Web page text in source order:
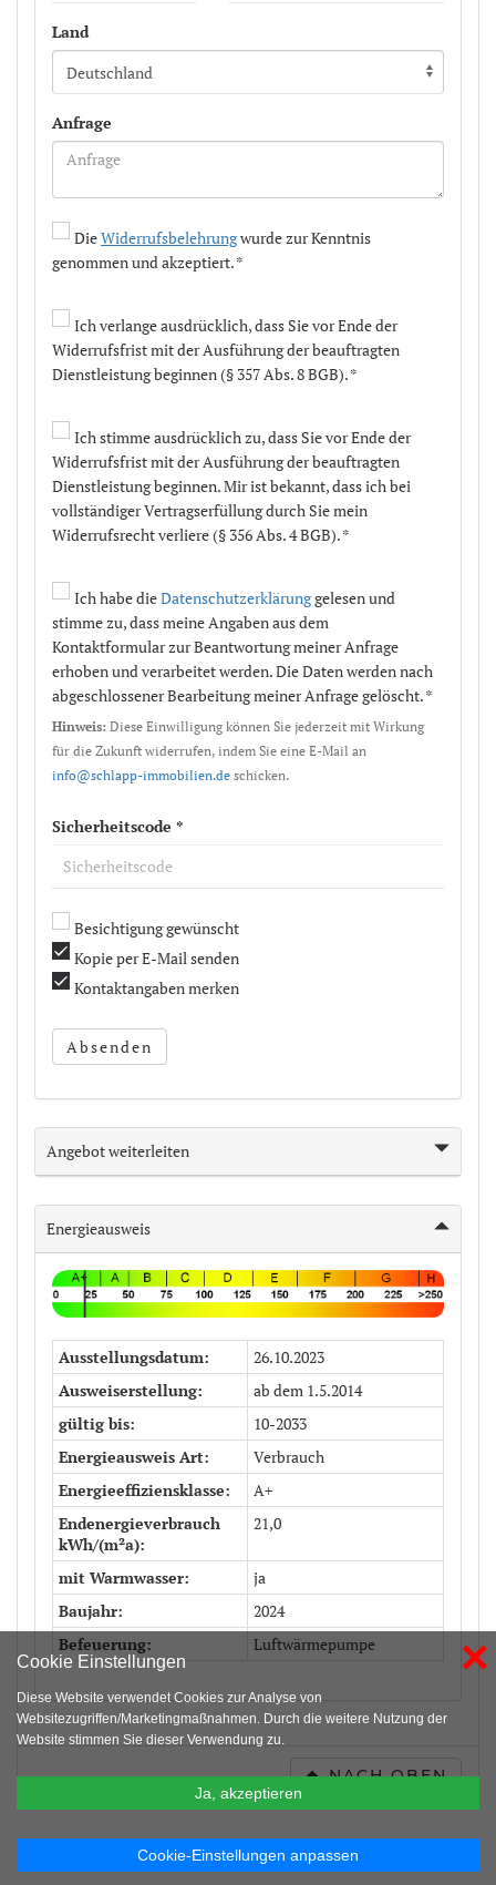
Land
Anfrage
DieWiderrufsbelehrungwurde zur Kenntnis
genommen und akzeptiert. *
Ich verlange ausdrücklich, dass Sie vor Ende der
Widerrufsfrist mit der Ausführung der beauftragten
Dienstleistung beginnen (§ 357 Abs. 8 BGB). *
Ich stimme ausdrücklich zu, dass Sie vor Ende der
Widerrufsfrist mit der Ausführung der beauftragten
Dienstleistung beginnen. Mir ist bekannt, dass ich bei
vollständiger Vertragserfüllung durch Sie mein
Widerrufsrecht verliere (§ 356 Abs. 4 BGB). *
Ich habe dieDatenschutzerklärunggelesen und
stimme zu, dass meine Angaben aus dem
Kontaktformular zur Beantwortung meiner Anfrage
erhoben und verarbeitet werden. Die Daten werden nach
abgeschlossener Bearbeitung meiner Anfrage gelöscht. *
Hinweis: Diese Einwilligung können Sie jederzeit mit Wirkung
für die Zukunft widerrufen, indem Sie eine E-Mail an
info@schlapp-immobilien.de schicken.
Sicherheitscode *
Besichtigung gewünscht
Kopie per E-Mail senden
Kontaktangaben merken
Absenden
Angebot weiterleiten
Energieausweis
Ausstellungsdatum
26.10.2023
Ausweiserstellung
ab dem 1.5.2014
gültig bis
10-2033
Energieausweis Art
Verbrauch
Energieeffiziensklasse
A+
Endenergieverbrauch
kWh/(m²a)
21,0
mit Warmwasser
ja
Baujahr
2024
Befeuerung
Luftwärmepumpe
NACH OBEN
×
Cookie Einstellungen
Diese Website verwendet Cookies zur Analyse von
Websitezugriffen/Marketingmaßnahmen. Durch die weitere Nutzung der
Website stimmen Sie dieser Verwendung zu.
Ja, akzeptieren
Cookie-Einstellungen anpassen